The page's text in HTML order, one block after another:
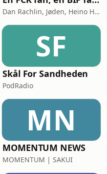
Dan Rachlin, Jøden, Heino Hansen
SF
Skål For Sandheden
PodRadio
MN
MOMENTUM NEWS
MOMENTUM | SAKUI